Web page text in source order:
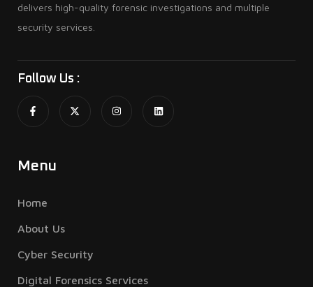
delivers high-quality forensic investigations and multiple
security services.
Follow Us :
Menu
Home
About Us
Cyber Security
Digital Forensics Services